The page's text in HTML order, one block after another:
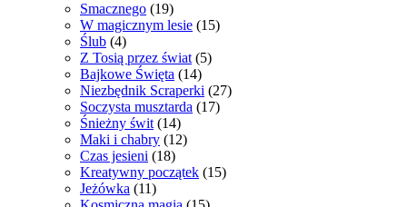
Smacznego (19)
W magicznym lesie (15)
Ślub (4)
Z Tosią przez świat (5)
Bajkowe Święta (14)
Niezbędnik Scraperki (27)
Soczysta musztarda (17)
Śnieżny świt (14)
Maki i chabry (12)
Czas jesieni (18)
Kreatywny początek (15)
Jeżówka (11)